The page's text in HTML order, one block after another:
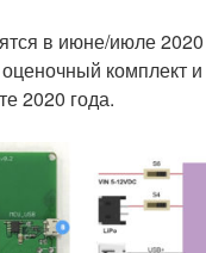
в июне/июле 2020
комплект
2020 года.